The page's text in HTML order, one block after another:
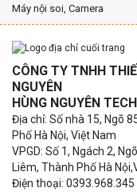
Máy nội soi, Camera
CÔNG TY TNHH
NGUYÊN
HÙNG NGUYÊN
Địa chỉ: Số nhà 15, Ngõ
Phố Hà Nội, Việt Nam
VPGD: Số 1, Ngách 2,
Liêm, Thành Phố Hà
Điện thoại: